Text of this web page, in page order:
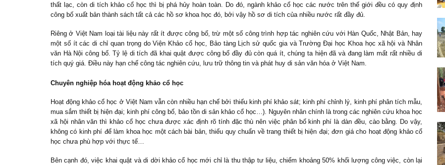
thất lạc, còn di tích khảo cổ học thì bị phá hủy hoàn toàn. Do đó, ngành khảo cổ học các nước trên thế giới đều có quy định
công bố xuất bản thành sách tất cả các hồ sơ khoa học đó, bởi vậy hồ sơ di tích của nhiều nước rất đầy đủ.
Riêng ở Việt Nam loại tài liệu này rất ít được công bố, trừ một số công trình hợp tác nghiên cứu với Hàn Quốc, Nhật Bản, hay
một số ít các di chỉ quan trọng do Viện Khảo cổ học, Bảo tàng Lịch sử quốc gia và Trường Đại học Khoa học xã hội và Nhân
văn Hà Nội công bố. Tỷ lệ di tích đã khai quật được công bố đầy đủ còn quá ít, chúng ta hiện đã và đang làm mất rất nhiều di
tích quý giá. Điều này hạn chế công tác nghiên cứu, lưu trữ thông tin và phát huy di sản văn hóa ở Việt Nam.
Chuyên nghiệp hóa hoạt động khảo cổ học
Hoạt động khảo cổ học ở Việt Nam vẫn còn nhiều hạn chế bởi thiếu kinh phí khảo sát; kinh phí chỉnh lý, kinh phí phân tích mẫu,
mua sắm thiết bị hiện đại; kinh phí công bố, bảo tồn di sản khảo cổ học…). Nguyên nhân chính là trong các nghiên cứu khoa học
xã hội nhân văn thì khảo cổ học chưa được xác định rõ tính đặc thù nên việc phân bố kinh phí là dàn đều, cào bằng. Do vậy,
không có kinh phí để làm khoa học một cách bài bản, thiếu quy chuẩn về trang thiết bị hiện đại; đơn giá cho hoạt động khảo cổ
học chưa phù hợp với thực tế…
Bên cạnh đó, việc khai quật và di dời khảo cổ học mới chỉ là thu thập tư liệu, chiếm khoảng 50% khối lượng công việc, còn lại